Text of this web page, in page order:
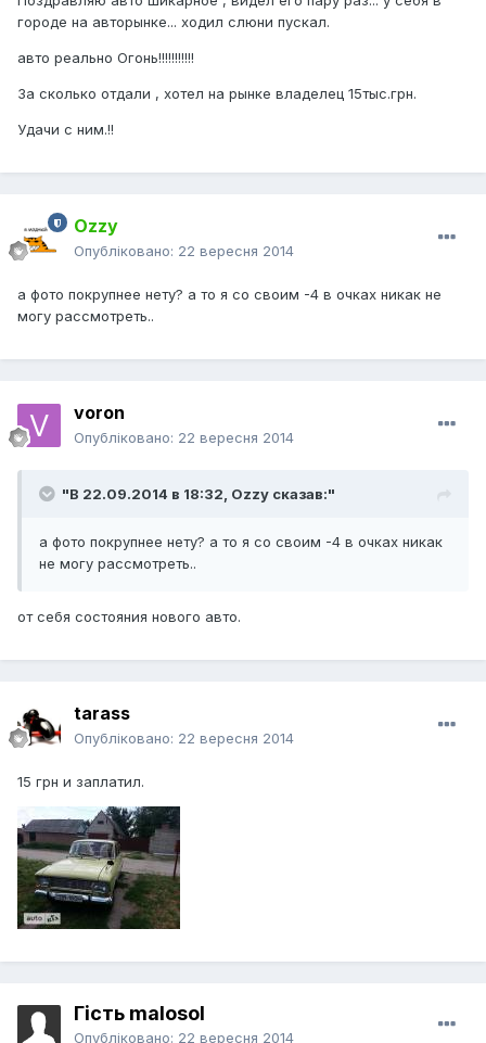
городе на авторынке... ходил слюни пускал.
авто реально Огонь!!!!!!!!!!!
За сколько отдали , хотел на рынке владелец 15тыс.грн.
Удачи с ним.!!
Ozzy
Опубліковано: 22 вересня 2014
а фото покрупнее нету? а то я со своим -4 в очках никак не
могу рассмотреть..
voron
Опубліковано: 22 вересня 2014
"В 22.09.2014 в 18:32, Ozzy сказав:"
а фото покрупнее нету? а то я со своим -4 в очках никак
не могу рассмотреть..
от себя состояния нового авто.
tarass
Опубліковано: 22 вересня 2014
15 грн и заплатил.
Гість malosol
Опубліковано: 22 вересня 2014